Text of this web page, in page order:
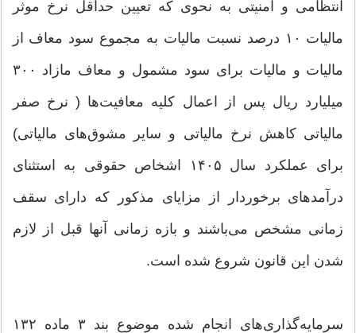
انتظامی و امنیتی به نحوی که تعیین حداقل نرخ موثر
مالیات ۱۰ درصد نسبت مالیات به مجموع سود معاف از
مالیات و مالیات برای سود مشمول و معاف مازاد ۳۰۰
میلیارد ریال پس از اعمال کلیه معافیت‌ها ( نرخ صفر
مالیاتی کاهش نرخ مالیاتی و سایر مشوق‌های مالیاتی)
برای عملکرد سال ۱۴۰۵ اشخاص حقوقی به استثنای
درآمدهای برخوردار از مزایای مذکور که دارای سقف
زمانی مشخص می‌باشند و بازه زمانی آنها قبل از لازم
شدن این قانون شروع شده است.
سرمایه‌گذاری‌های انجام شده موضوع بند ۳ ماده ۱۳۲